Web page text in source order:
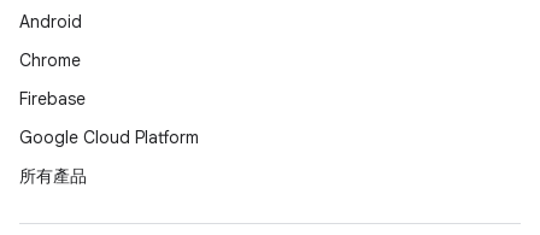
Android
Chrome
Firebase
Google Cloud Platform
所有產品